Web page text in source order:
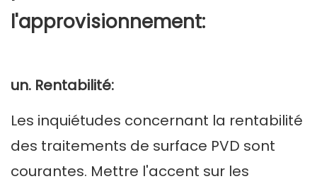
l'approvisionnement:
un. Rentabilité:
Les inquiétudes concernant la rentabilité
des traitements de surface PVD sont
courantes. Mettre l'accent sur les